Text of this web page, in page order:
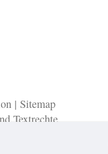
| Sitemap
Textrechte